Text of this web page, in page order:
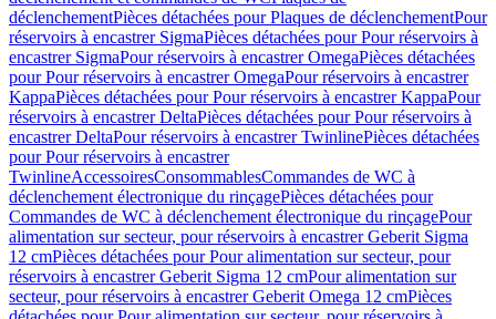
déclenchementPièces détachées pour Plaques de déclenchementPour
réservoirs à encastrer SigmaPièces détachées pour Pour réservoirs à
encastrer SigmaPour réservoirs à encastrer OmegaPièces détachées
pour Pour réservoirs à encastrer OmegaPour réservoirs à encastrer
KappaPièces détachées pour Pour réservoirs à encastrer KappaPour
réservoirs à encastrer DeltaPièces détachées pour Pour réservoirs à
encastrer DeltaPour réservoirs à encastrer TwinlinePièces détachées
pour Pour réservoirs à encastrer
TwinlineAccessoiresConsommablesCommandes de WC à
déclenchement électronique du rinçagePièces détachées pour
Commandes de WC à déclenchement électronique du rinçagePour
alimentation sur secteur, pour réservoirs à encastrer Geberit Sigma
12 cmPièces détachées pour Pour alimentation sur secteur, pour
réservoirs à encastrer Geberit Sigma 12 cmPour alimentation sur
secteur, pour réservoirs à encastrer Geberit Omega 12 cmPièces